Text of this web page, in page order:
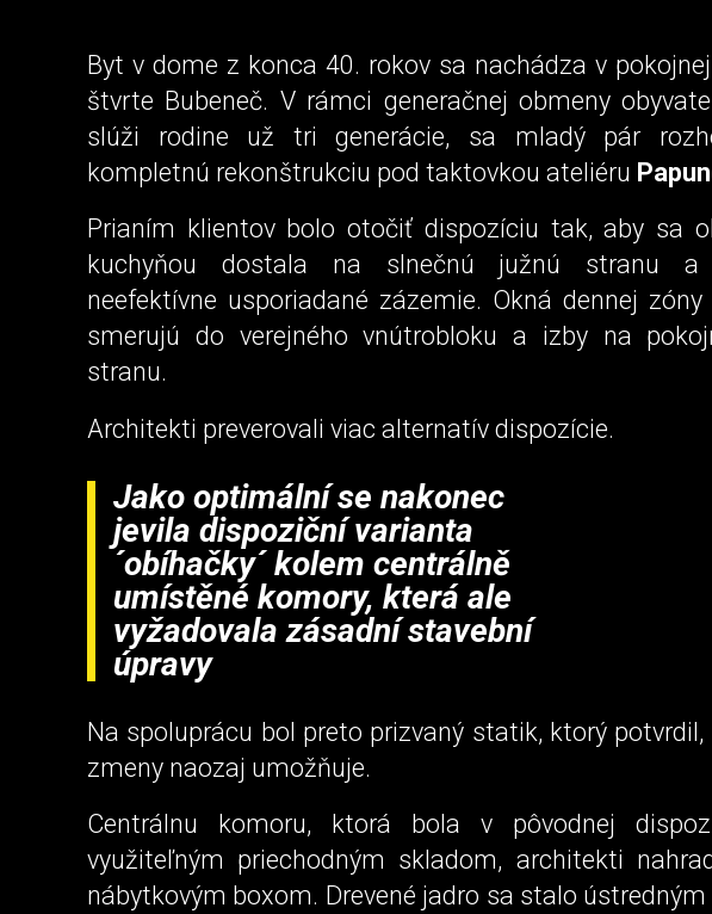
Byt v dome z konca 40. rokov sa nachádza v
štvrte Bubeneč. V rámci generačnej obmeny
slúži rodine už tri generácie, sa mladý pár
kompletnú rekonštrukciu pod taktovkou ateliéru
Prianím klientov bolo otočiť dispozíciu tak, aby sa
kuchyňou dostala na slnečnú južnú stranu a
neefektívne usporiadané zázemie. Okná dennej
smerujú do verejného vnútrobloku a izby na
stranu.
Architekti preverovali viac alternatív dispozície.
Jako optimální se nakonec
jevila dispoziční varianta
´obíhačky´ kolem centrálně
umístěné komory, která ale
vyžadovala zásadní stavební
úpravy
Na spoluprácu bol preto prizvaný statik, ktorý
zmeny naozaj umožňuje.
Centrálnu komoru, ktorá bola v pôvodnej
využiteľným priechodným skladom, architekti
nábytkovým boxom. Drevené jadro sa stalo